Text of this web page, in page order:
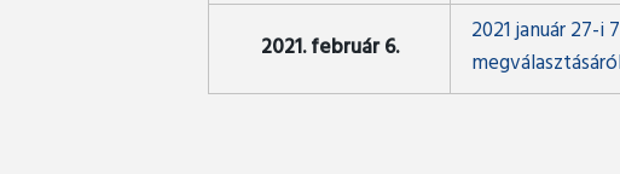
2021. február 6.
2021 január 27-i